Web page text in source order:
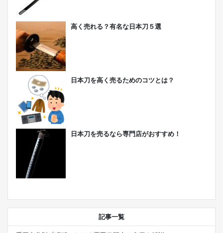
高く売れる？有名な日本刀５選
日本刀を高く売るためのコツとは？
日本刀を売るなら専門店がおすすめ！
記事一覧